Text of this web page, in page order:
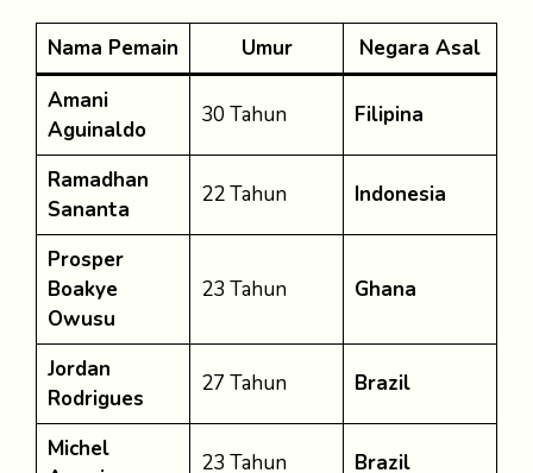
Nama Pemain Umur
Negara Asal
Amani
Aguinaldo
30 Tahun Filipina
Ramadhan
Sananta
22 Tahun Indonesia
Prosper
Boakye
Owusu
23 Tahun Ghana
Jordan
Rodrigues
27 Tahun Brazil
Michel
23 Tahun Brazil